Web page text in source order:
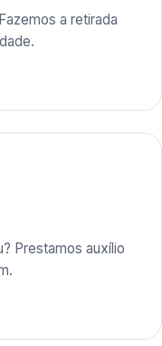
a retirada
Prestamos auxílio